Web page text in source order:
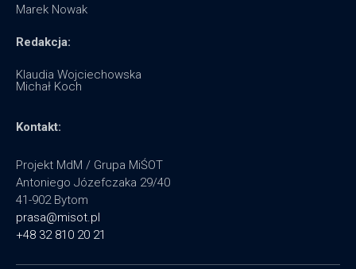
Marek Nowak
Redakcja:
Klaudia Wojciechowska
Michał Koch
Kontakt:
Projekt MdM / Grupa MiŚOT
Antoniego Józefczaka 29/40
41-902 Bytom
prasa@misot.pl
+48 32 810 20 21